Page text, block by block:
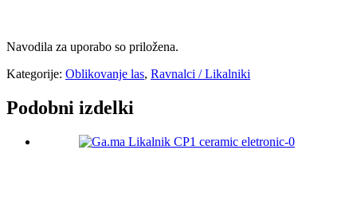
Navodila za uporabo so priložena.
Kategorije: Oblikovanje las, Ravnalci / Likalniki
Podobni izdelki